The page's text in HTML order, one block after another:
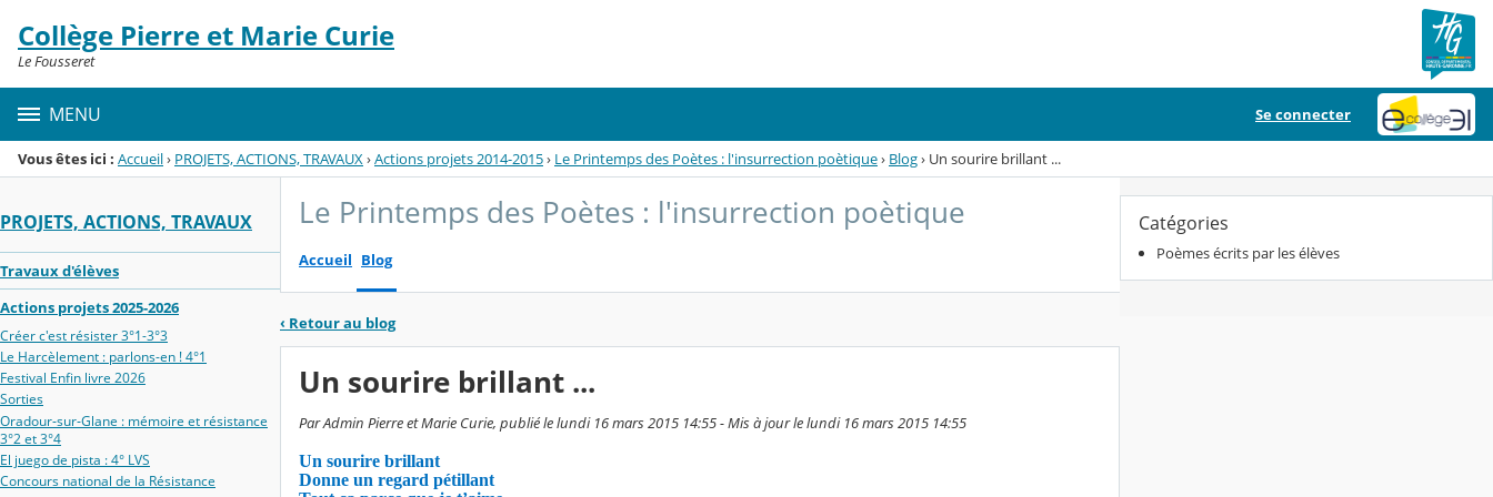
Menu de la rubrique
Contenu
Collège Pierre et Marie Curie
Le Fousseret
MENU Se connecter
Vous êtes ici : Accueil› PROJETS, ACTIONS, TRAVAUX›Actions projets 2014-2015› Le Printemps des Poètes : l'insurrection poètique› Blog› Un sourire brillant ...
PROJETS, ACTIONS, TRAVAUX
Travaux d'élèves
Actions projets 2025-2026
Créer c'est résister 3°1-3°3
Le Harcèlement : parlons-en ! 4°1
Festival Enfin livre 2026
Sorties
Oradour‑sur‑Glane : mémoire et résistance
3°2 et 3°4
El juego de pista : 4° LVS
Concours national de la Résistance
Le Printemps des Poètes : l'insurrection poètique
Accueil Blog
‹ Retour au blog
Un sourire brillant ...
Par Admin Pierre et Marie Curie, publié le lundi 16 mars 2015 14:55 - Mis à jour le lundi 16 mars 2015 14:55
Un sourire brillant
Donne un regard pétillant
Catégories
Poèmes écrits par les élèves